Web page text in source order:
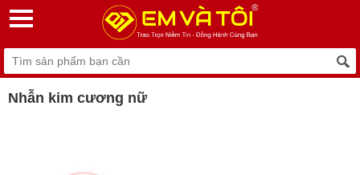
Nhẫn kim cương nữ